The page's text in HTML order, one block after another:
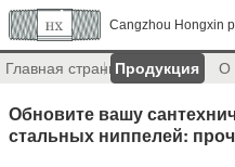
Cangzhou Hongxin
Главная страницаПродукция О
Обновите вашу
стальных ниппелей: